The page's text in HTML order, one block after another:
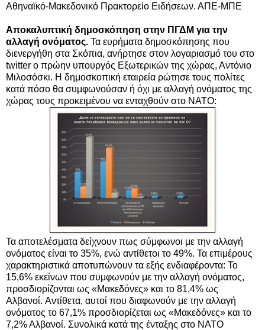
Αθηναϊκό-Μακεδονικό Πρακτορείο Ειδήσεων. ΑΠΕ-ΜΠΕ
Αποκαλυπτική δημοσκόπηση στην ΠΓΔΜ για την
αλλαγή ονόματος. Τα ευρήματα δημοσκόπησης που
διενεργήθη στα Σκόπια, ανήρτησε στον λογαριασμό του στο
twitter ο πρώην υπουργός Εξωτερικών της χώρας, Αντόνιο
Μιλοσόσκι. H δημοσκοπική εταιρεία ρώτησε τους πολίτες
κατά πόσο θα συμφωνούσαν ή όχι με αλλαγή ονόματος της
χώρας τους προκειμένου να ενταχθούν στο ΝΑΤΟ:
Τα αποτελέσματα δείχνουν πως σύμφωνοι με την αλλαγή
ονόματος είναι το 35%, ενώ αντίθετοι το 49%. Τα επιμέρους
χαρακτηριστικά αποτυπώνουν τα εξής ενδιαφέροντα: Το
15,6% εκείνων που συμφωνούν με την αλλαγή ονόματος,
προσδιορίζονται ως «Μακεδόνες» και το 81,4% ως
Αλβανοί. Αντίθετα, αυτοί που διαφωνούν με την αλλαγή
ονόματος το 67,1% προσδιορίζεται ως «Μακεδόνες» και το
7,2% Αλβανοί. Συνολικά κατά της ένταξης στο ΝΑΤΟ